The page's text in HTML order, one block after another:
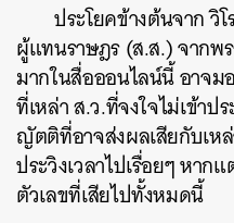
ประโยคข้างต้นจาก
ผู้แทนราษฎร (ส.ส.) จากพ
มากในสื่อออนไลน์นี้ อาจม
ที่เหล่า ส.ว.ที่จงใจไม่เข้าป
ญัตติที่อาจส่งผลเสียกับเห
ประวิงเวลาไปเรื่อยๆ หา
ตัวเลขที่เสียไปทั้งหมดนี้